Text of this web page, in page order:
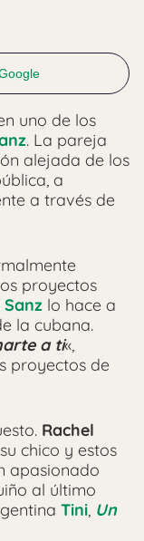
uno de los
. La pareja
alejada de los
a
a través de
proyectos
lo hace a
la cubana.
a ti«,
proyectos de
Rachel
chico y estos
apasionado
al último
Tini, Un